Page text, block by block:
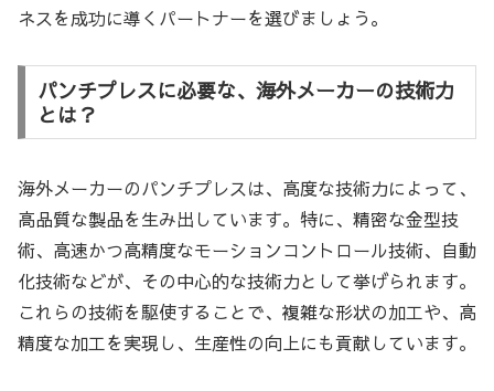
ネスを成功に導くパートナーを選びましょう。
パンチプレスに必要な、海外メーカーの技術力
とは？
海外メーカーのパンチプレスは、高度な技術力によって、
高品質な製品を生み出しています。特に、精密な金型技
術、高速かつ高精度なモーションコントロール技術、自動
化技術などが、その中心的な技術力として挙げられます。
これらの技術を駆使することで、複雑な形状の加工や、高
精度な加工を実現し、生産性の向上にも貢献しています。